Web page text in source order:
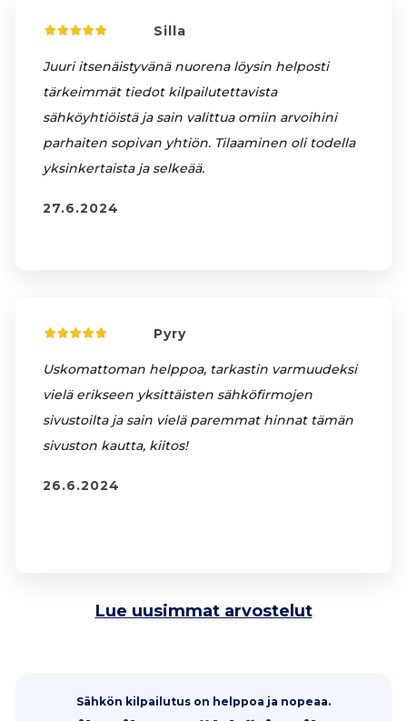
Silla
Juuri itsenäistyvänä nuorena löysin helposti
tärkeimmät tiedot kilpailutettavista
sähköyhtiöistä ja sain valittua omiin arvoihini
parhaiten sopivan yhtiön. Tilaaminen oli todella
yksinkertaista ja selkeää.
27.6.2024
Pyry
Uskomattoman helppoa, tarkastin varmuudeksi
vielä erikseen yksittäisten sähköfirmojen
sivustoilta ja sain vielä paremmat hinnat tämän
sivuston kautta, kiitos!
26.6.2024
Lue uusimmat arvostelut
Sähkön kilpailutus on helppoa ja nopeaa.